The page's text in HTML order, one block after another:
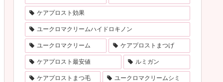
ケアプロスト効果
ユークロマクリームハイドロキノン
ユークロマクリーム ケアプロストまつげ
ケアプロスト最安値 ルミガン
ケアプロストまつ毛 ユークロマクリームシミ